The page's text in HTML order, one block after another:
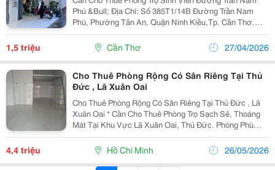
Phú &Bull; Địa Chỉ: Số 385T1/14B Đường Trần Nam
Phú, Phường Tân An, Quận Ninh Kiều,Tp. Cần Thơ.
&Bull; Thông Tin Phòng: + Diện Tích: 12M2 Dưới + Gác
Cở 6M2 + Ngay Trung Tâm, Cách Đại Học Y Dược...
1,5 triệu Cần Thơ 27/04/2026
Cho Thuê Phòng Rộng Có Sân Riêng Tại Thủ
Đức , Lã Xuân Oai
Cho Thuê Phòng Rộng Có Sân Riêng Tại Thủ Đức , Lã
Xuân Oai * Cần Cho Thuê Phòng Trọ Sạch Sẽ, Thoáng
Mát Tại Khu Vực Lã Xuân Oai, Thủ Đức. Phòng Phù
Hợp Cho Nhóm Bạn Hoặc Gia Đình Nhỏ Ở Lâu Dài.
Thông Tin Phòng: - Diện Tích : 50M2 ( Ngang 3M , Dài...
4,4 triệu Hồ Chí Minh 26/05/2026